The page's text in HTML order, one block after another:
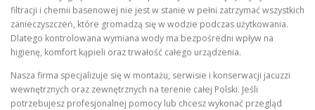
filtracji i chemii basenowej nie jest w stanie w pełni zatrzymać wszystkich
zanieczyszczeń, które gromadzą się w wodzie podczas użytkowania.
Dlatego kontrolowana wymiana wody ma bezpośredni wpływ na
higienę, komfort kąpieli oraz trwałość całego urządzenia.
Nasza firma specjalizuje się w montażu, serwisie i konserwacji jacuzzi
wewnętrznych oraz zewnętrznych na terenie całej Polski. Jeśli
potrzebujesz profesjonalnej pomocy lub chcesz wykonać przegląd